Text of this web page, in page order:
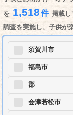
を 1,518件 掲載し
調査を実施し、子供が
須賀川市
福島市
郡
会津若松市